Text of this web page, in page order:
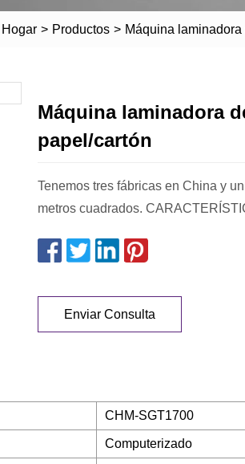
Hogar > Productos > Máquina laminadora
Máquina laminadora
papel/cartón
Tenemos tres fábricas en China y
metros cuadrados.
Enviar Consulta
CHM-SGT1700
Computerizado